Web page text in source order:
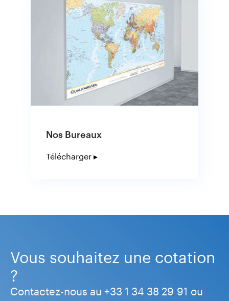
Nos Bureaux
Télécharger ▸
Vous souhaitez une cotation
?
Contactez-nous au +33 1 34 38 29 91 ou